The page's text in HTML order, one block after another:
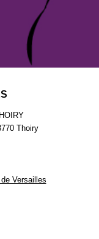
Thoiry
Versailles